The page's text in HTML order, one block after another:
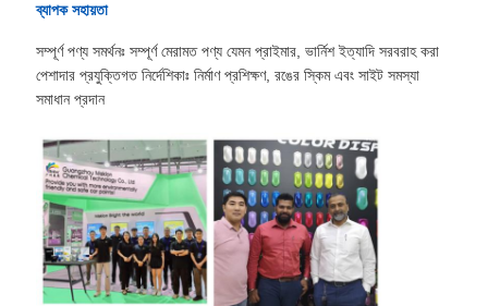
ব্যাপক সহায়তা
সম্পূর্ণ পণ্য সমর্থনঃ সম্পূর্ণ মেরামত পণ্য যেমন প্রাইমার, ভার্নিশ ইত্যাদি সরবরাহ করা
পেশাদার প্রযুক্তিগত নির্দেশিকাঃ নির্মাণ প্রশিক্ষণ, রঙের স্কিম এবং সাইট সমস্যা
সমাধান প্রদান